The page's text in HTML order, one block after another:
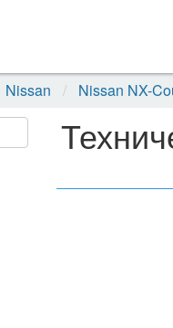
Nissan Nissan NX-